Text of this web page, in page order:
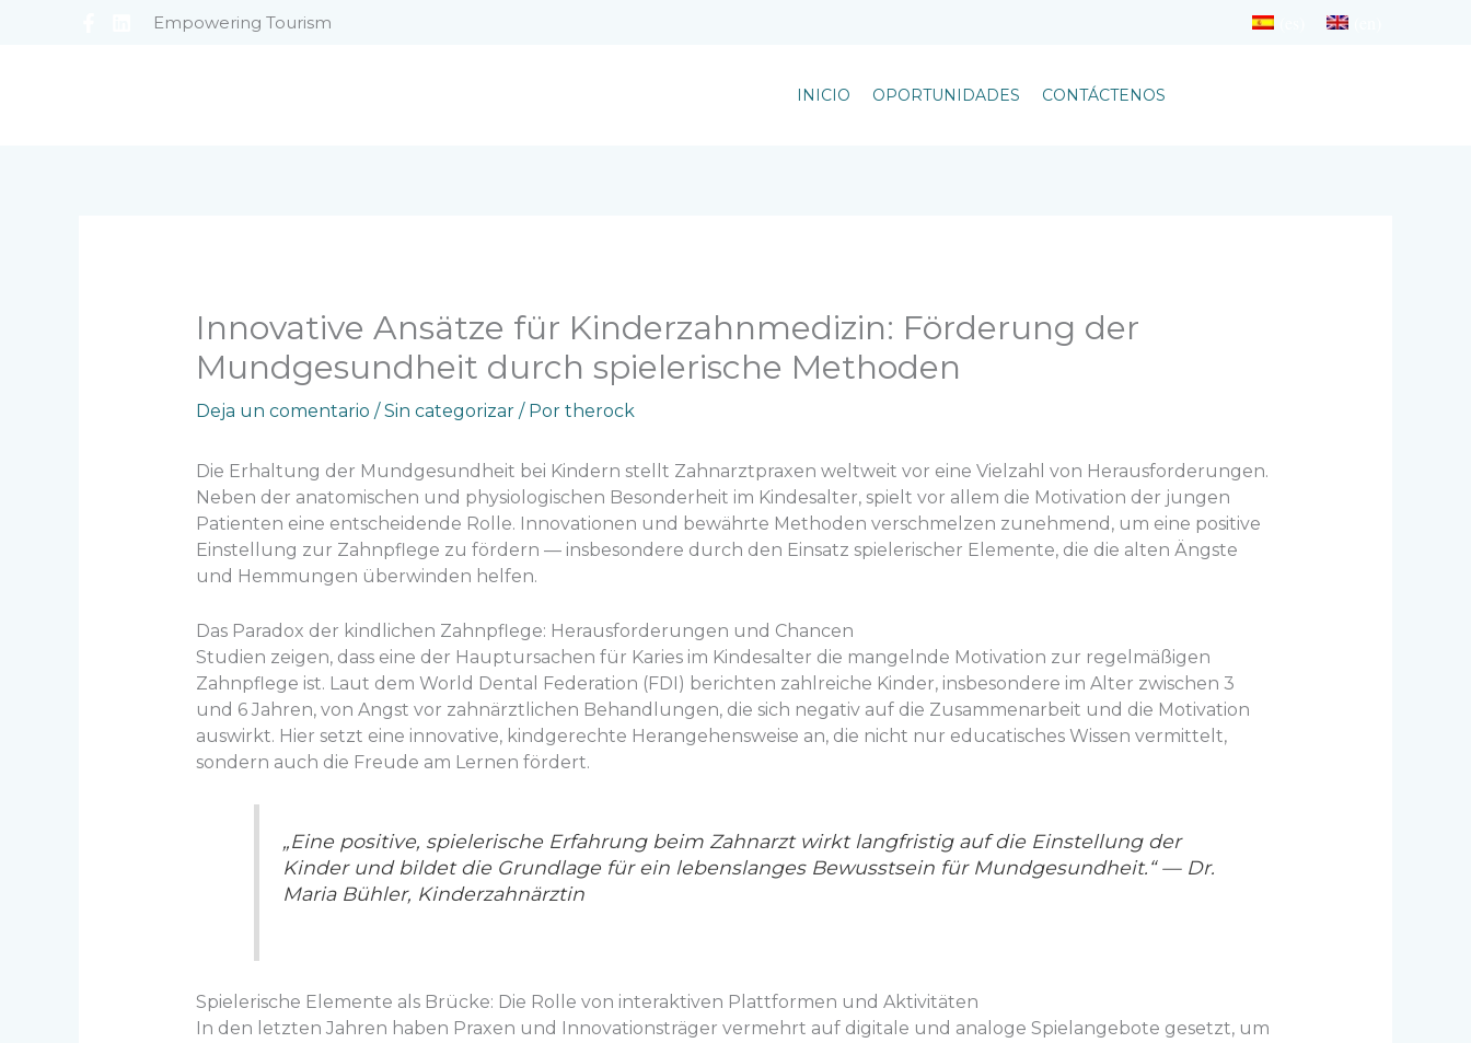
Empowering Tourism
INICIO OPORTUNIDADES CONTÁCTENOS
Innovative Ansätze für Kinderzahnmedizin: Förderung der
Mundgesundheit durch spielerische Methoden
Deja un comentario /Sin categorizar/ Por therock
Die Erhaltung der Mundgesundheit bei Kindern stellt Zahnarztpraxen weltweit vor eine Vielzahl von Herausforderungen.
Neben der anatomischen und physiologischen Besonderheit im Kindesalter, spielt vor allem die Motivation der jungen
Patienten eine entscheidende Rolle. Innovationen und bewährte Methoden verschmelzen zunehmend, um eine positive
Einstellung zur Zahnpflege zu fördern — insbesondere durch den Einsatz spielerischer Elemente, die die alten Ängste
und Hemmungen überwinden helfen.
Das Paradox der kindlichen Zahnpflege: Herausforderungen und Chancen
Studien zeigen, dass eine der Hauptursachen für Karies im Kindesalter die mangelnde Motivation zur regelmäßigen
Zahnpflege ist. Laut dem World Dental Federation (FDI) berichten zahlreiche Kinder, insbesondere im Alter zwischen 3
und 6 Jahren, von Angst vor zahnärztlichen Behandlungen, die sich negativ auf die Zusammenarbeit und die Motivation
auswirkt. Hier setzt eine innovative, kindgerechte Herangehensweise an, die nicht nur educatisches Wissen vermittelt,
sondern auch die Freude am Lernen fördert.
„Eine positive, spielerische Erfahrung beim Zahnarzt wirkt langfristig auf die Einstellung der
Kinder und bildet die Grundlage für ein lebenslanges Bewusstsein für Mundgesundheit.“ — Dr.
Maria Bühler, Kinderzahnärztin
Spielerische Elemente als Brücke: Die Rolle von interaktiven Plattformen und Aktivitäten
In den letzten Jahren haben Praxen und Innovationsträger vermehrt auf digitale und analoge Spielangebote gesetzt, um